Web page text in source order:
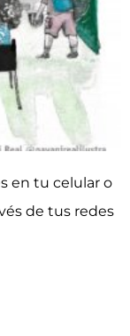
en tu celular o
de tus redes